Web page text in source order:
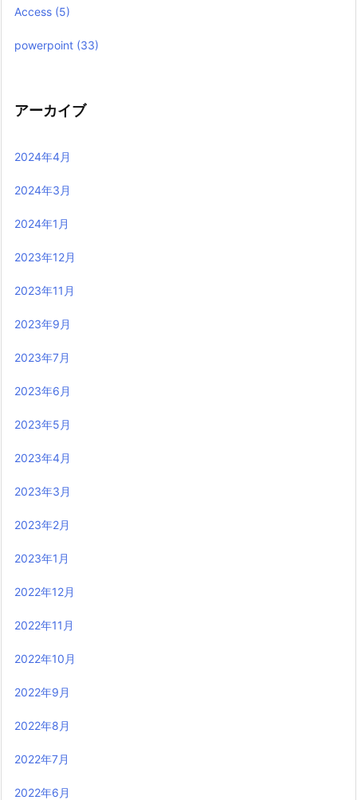
Access (5)
powerpoint (33)
アーカイブ
2024年4月
2024年3月
2024年1月
2023年12月
2023年11月
2023年9月
2023年7月
2023年6月
2023年5月
2023年4月
2023年3月
2023年2月
2023年1月
2022年12月
2022年11月
2022年10月
2022年9月
2022年8月
2022年7月
2022年6月